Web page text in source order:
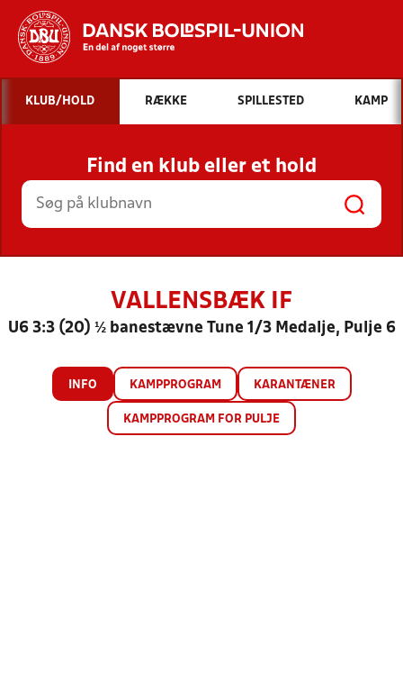
Hvad vil du søge efter?
INDHOLD OG NYHEDER
STILLINGER, RESULTATER, KLUBBER OG
HOLD
KLUB/HOLD RÆKKE SPILLESTED KAMP
Find en klub eller et hold
VALLENSBÆK IF
U6 3:3 (20) ½ banestævne Tune 1/3 Medalje, Pulje 6
INFO KAMPPROGRAM KARANTÆNER
KAMPPROGRAM FOR PULJE